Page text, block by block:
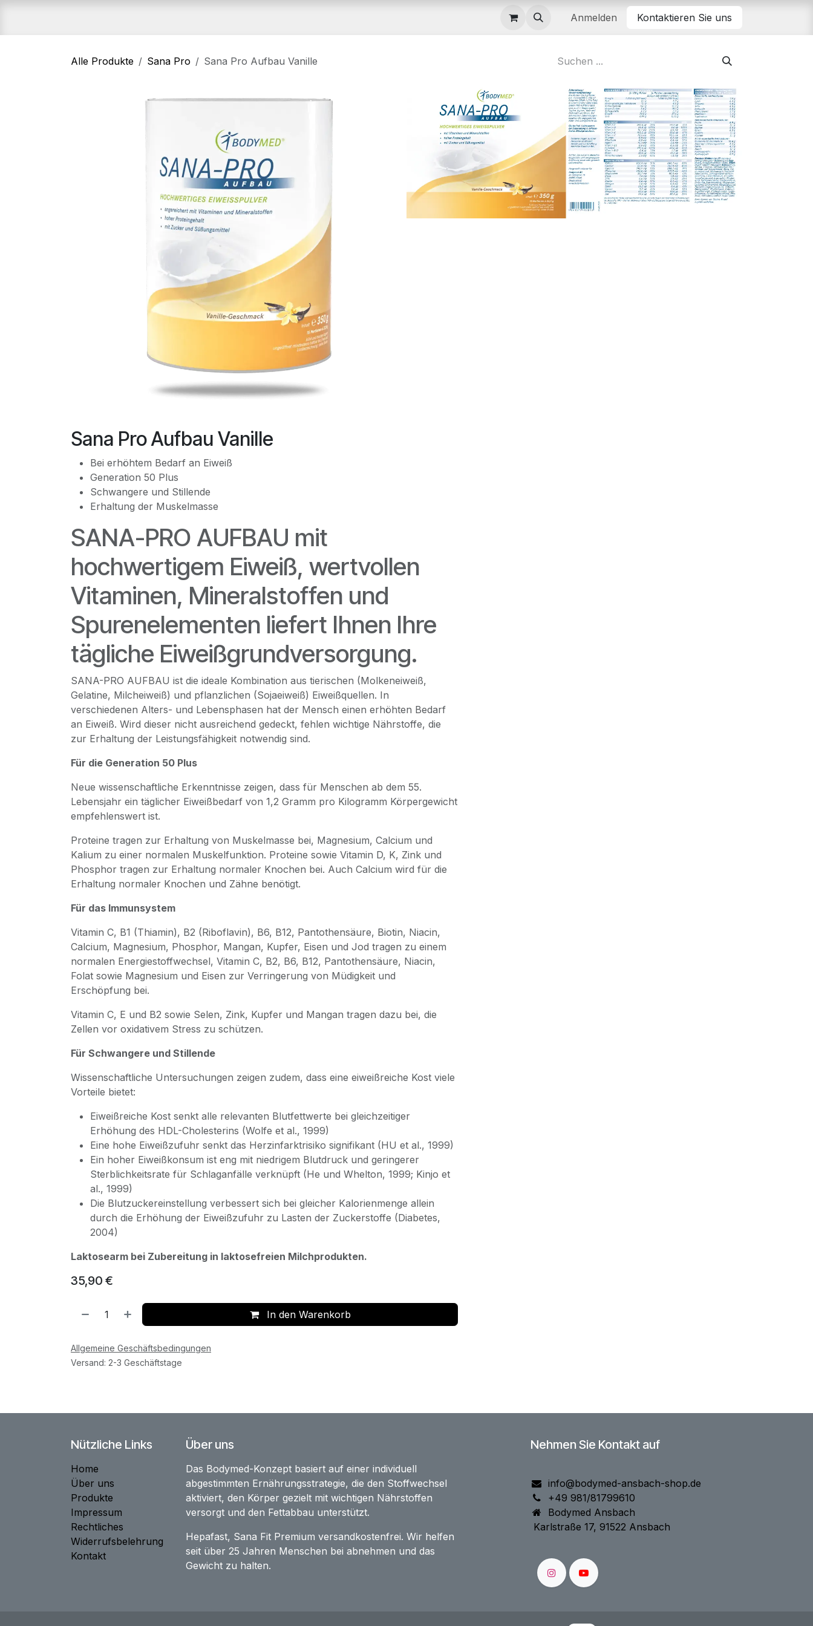
Anmelden Kontaktieren Sie uns
Alle Produkte Sana Pro Sana Pro Aufbau Vanille
Sana Pro Aufbau Vanille
Bei erhöhtem Bedarf an Eiweiß
Generation 50 Plus
Schwangere und Stillende
Erhaltung der Muskelmasse
SANA-PRO AUFBAU mit
hochwertigem Eiweiß, wertvollen
Vitaminen, Mineralstoffen und
Spurenelementen liefert Ihnen Ihre
tägliche Eiweißgrundversorgung.
SANA-PRO AUFBAU ist die ideale Kombination aus tierischen (Molkeneiweiß,
Gelatine, Milcheiweiß) und pflanzlichen (Sojaeiweiß) Eiweißquellen. In
verschiedenen Alters- und Lebensphasen hat der Mensch einen erhöhten Bedarf
an Eiweiß. Wird dieser nicht ausreichend gedeckt, fehlen wichtige Nährstoffe, die
zur Erhaltung der Leistungsfähigkeit notwendig sind.
Für die Generation 50 Plus
Neue wissenschaftliche Erkenntnisse zeigen, dass für Menschen ab dem 55.
Lebensjahr ein täglicher Eiweißbedarf von 1,2 Gramm pro Kilogramm Körpergewicht
empfehlenswert ist.
Proteine tragen zur Erhaltung von Muskelmasse bei, Magnesium, Calcium und
Kalium zu einer normalen Muskelfunktion. Proteine sowie Vitamin D, K, Zink und
Phosphor tragen zur Erhaltung normaler Knochen bei. Auch Calcium wird für die
Erhaltung normaler Knochen und Zähne benötigt.
Für das Immunsystem
Vitamin C, B1 (Thiamin), B2 (Riboflavin), B6, B12, Pantothensäure, Biotin, Niacin,
Calcium, Magnesium, Phosphor, Mangan, Kupfer, Eisen und Jod tragen zu einem
normalen Energiestoffwechsel, Vitamin C, B2, B6, B12, Pantothensäure, Niacin,
Folat sowie Magnesium und Eisen zur Verringerung von Müdigkeit und
Erschöpfung bei.
Vitamin C, E und B2 sowie Selen, Zink, Kupfer und Mangan tragen dazu bei, die
Zellen vor oxidativem Stress zu schützen.
Für Schwangere und Stillende
Wissenschaftliche Untersuchungen zeigen zudem, dass eine eiweißreiche Kost viele
Vorteile bietet:
Eiweißreiche Kost senkt alle relevanten Blutfettwerte bei gleichzeitiger
Erhöhung des HDL-Cholesterins (Wolfe et al., 1999)
Eine hohe Eiweißzufuhr senkt das Herzinfarktrisiko signifikant (HU et al., 1999)
Ein hoher Eiweißkonsum ist eng mit niedrigem Blutdruck und geringerer
Sterblichkeitsrate für Schlaganfälle verknüpft (He und Whelton, 1999; Kinjo et
al., 1999)
Die Blutzuckereinstellung verbessert sich bei gleicher Kalorienmenge allein
durch die Erhöhung der Eiweißzufuhr zu Lasten der Zuckerstoffe (Diabetes,
2004)
Laktosearm bei Zubereitung in laktosefreien Milchprodukten.
35,90 €
In den Warenkorb
Allgemeine Geschäftsbedingungen
Versand: 2-3 Geschäftstage
Nützliche Links
Home
Über uns
Produkte
Impressum
Rechtliches
Widerrufsbelehrung
Kontakt
Über uns
Das Bodymed-Konzept basiert auf einer individuell
abgestimmten Ernährungsstrategie, die den Stoffwechsel
aktiviert, den Körper gezielt mit wichtigen Nährstoffen
versorgt und den Fettabbau unterstützt.
Hepafast, Sana Fit Premium versandkostenfrei. Wir helfen
seit über 25 Jahren Menschen bei abnehmen und das
Gewicht zu halten.
Nehmen Sie Kontakt auf
info@bodymed-ansbach-shop.de
+49 981/81799610
Bodymed Ansbach
Karlstraße 17, 91522 Ansbach